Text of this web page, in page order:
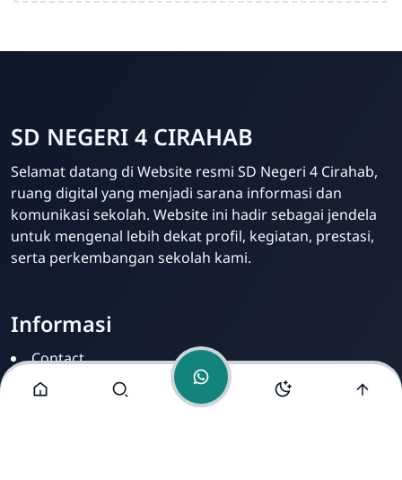
Admin
Online
SD NEGERI 4 CIRAHAB
Selamat datang di Website resmi SD Negeri 4 Cirahab,
ruang digital yang menjadi sarana informasi dan
komunikasi sekolah. Website ini hadir sebagai jendela
untuk mengenal lebih dekat profil, kegiatan, prestasi,
serta perkembangan sekolah kami.
Informasi
Contact
Disclamer